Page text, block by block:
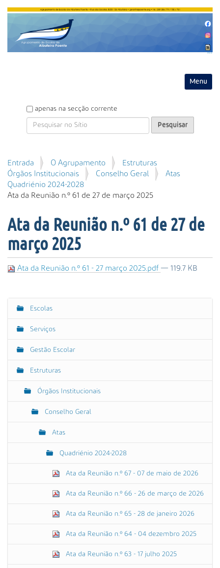
Toggle
P
e
i
s
a
r
apenas na secção corrente
P
e
s
q
s
v
a
a
Entrada O Agrupamento
Estruturas
Órgãos Institucionais
Conselho Geral
Atas
Quadriénio 2024-2028
Ata da Reunião n.º 61 de 27 de março 2025
Ata da Reunião n.º 61 de 27 de
março 2025
Ata da Reunião n.º 61 - 27 março 2025.pdf — 119.7 KB
N
e
a
Escolas
Serviços
Gestão Escolar
Estruturas
Órgãos Institucionais
Conselho Geral
Atas
Quadriénio 2024-2028
Ata da Reunião n.º 67 - 07 de maio de 2026
Ata da Reunião n.º 66 - 26 de março de 2026
Ata da Reunião n.º 65 - 28 de janeiro 2026
Ata da Reunião n.º 64 - 04 dezembro 2025
Ata da Reunião n.º 63 - 17 julho 2025